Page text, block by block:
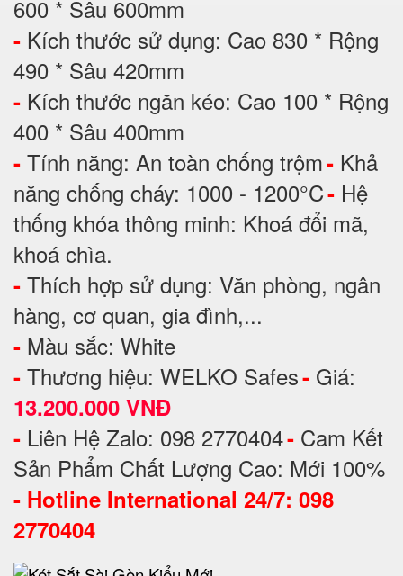
600 * Sâu 600mm
- Kích thước sử dụng: Cao 830 * Rộng
490 * Sâu 420mm
- Kích thước ngăn kéo: Cao 100 * Rộng
400 * Sâu 400mm
- Tính năng: An toàn chống trộm- Khả
năng chống cháy: 1000 - 1200°C- Hệ
thống khóa thông minh: Khoá đổi mã,
khoá chìa.
- Thích hợp sử dụng: Văn phòng, ngân
hàng, cơ quan, gia đình,...
- Màu sắc: White
- Thương hiệu: WELKO Safes- Giá:
13.200.000 VNĐ
- Liên Hệ Zalo: 098 2770404- Cam Kết
Sản Phẩm Chất Lượng Cao: Mới 100%
- Hotline International 24/7: 098
2770404